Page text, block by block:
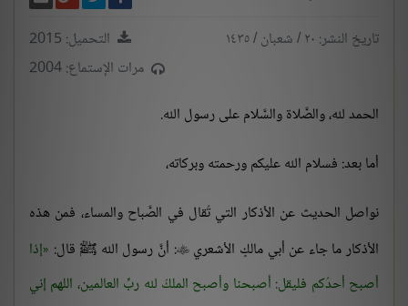
تاريخ النشر: ٢٠ / شعبان / ١٤٣٥
التحميل: 2015
مرات الإستماع: 2004
الحمد لله، والصَّلاة والسَّلام على رسول الله.
أما بعد: فسلام الله عليكم ورحمته وبركاته،
نواصل الحديث عن الأذكار التي تُقال في الصَّباح والمساء، فمن هذه
الأذكار ما جاء عن أبي مالكٍ الأشعري: أنَّ رسول الله ﷺ قال: إذا
أصبح أحدُكم فليقل: أصبحنا وأصبح الملكُ لله ربِّ العالمين، اللهم إني